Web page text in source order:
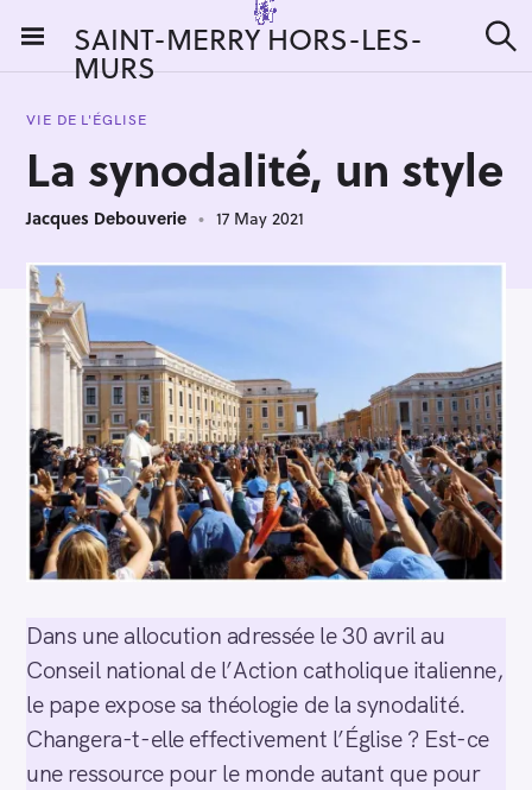
i
SAINT-MERRY HORS-LES-
MURS e
VIE DE L'ÉGLISE
La synodalité, un style
Jacques Debouverie 17 May 2021
Dans une allocution adressée le 30 avril au
Conseil national de l’Action catholique italienne,
le pape expose sa théologie de la synodalité.
Changera-t-elle effectivement l’Église ? Est-ce
une ressource pour le monde autant que pour